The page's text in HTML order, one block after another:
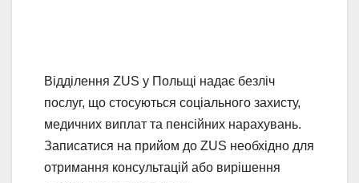
Відділення ZUS у Польщі надає безліч
послуг, що стосуються соціального захисту,
медичних виплат та пенсійних нарахувань.
Записатися на прийом до ZUS необхідно для
отримання консультацій або вирішення